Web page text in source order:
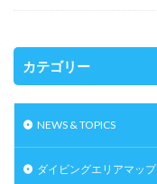
カテゴリー
NEWS & TOPICS
ダイビングエリアマップ